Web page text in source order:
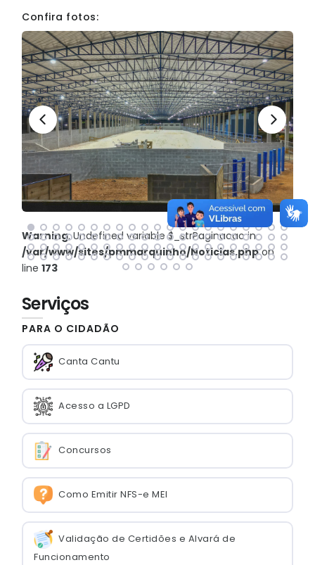
Confira fotos:
Warning: Undefined variable $_strPaginacao in
/var/www/sites/pmmarquinho/Noticias.phpon
line 173
Serviços
PARA O CIDADÃO
Canta Cantu
Acesso a LGPD
Concursos
Como Emitir NFS-e MEI
Validação de Certidões e Alvará de
Funcionamento